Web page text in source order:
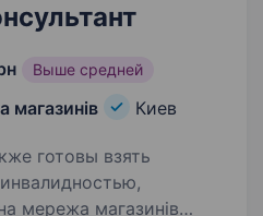
Выше средней
магазинів Киев
готовы взять